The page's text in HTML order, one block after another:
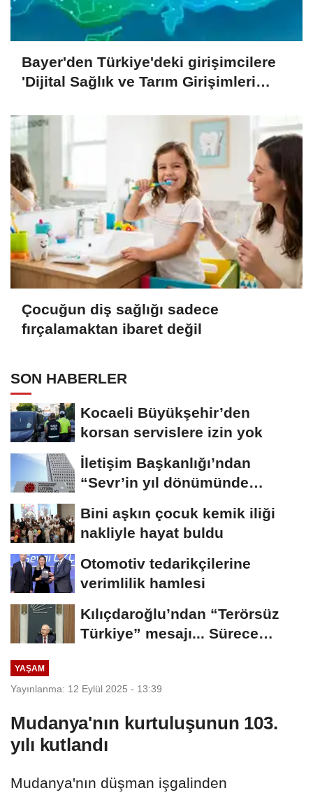
Bayer'den Türkiye'deki girişimcilere
'Dijital Sağlık ve Tarım Girişimleri
Çocuğun diş sağlığı sadece
fırçalamaktan ibaret değil
SON HABERLER
Kocaeli Büyükşehir’den
korsan servislere izin yok
İletişim Başkanlığı’ndan
“Sevr’in yıl dönümünde
Bini aşkın çocuk kemik iliği
nakliyle hayat buldu
Otomotiv tedarikçilerine
verimlilik hamlesi
Kılıçdaroğlu’ndan “Terörsüz
Türkiye” mesajı... Sürece
YAŞAM
Yayınlanma: 12 Eylül 2025 - 13:39
Mudanya'nın kurtuluşunun 103.
yılı kutlandı
Mudanya'nın düşman işgalinden